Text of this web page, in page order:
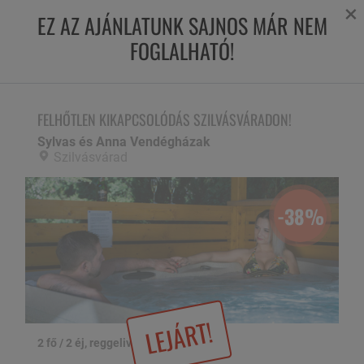
FELHŐTLEN KIKAPCSOLÓDÁS SZILVÁSVÁRADON!
EZ AZ AJÁNLATUNK SAJNOS MÁR NEM
FOGLALHATÓ!
×
LEJÁRT!
FELHŐTLEN KIKAPCSOLÓDÁS SZILVÁSVÁRADON!
Sylvas és Anna Vendégházak
-38%
2 fő / 2 éj, reggelivel